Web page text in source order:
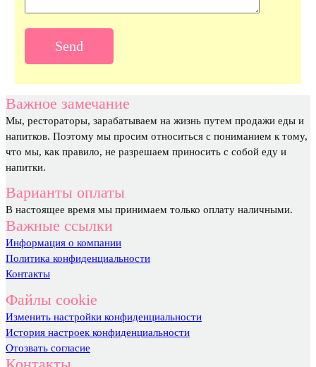
Важное замечание
Мы, рестораторы, зарабатываем на жизнь путем продажи еды и
напитков. Поэтому мы просим относиться с пониманием к тому,
что мы, как правило, не разрешаем приносить с собой еду и
напитки.
Варианты оплаты
В настоящее время мы принимаем только оплату наличными.
Важные ссылки
Информация о компании
Политика конфиденциальности
Контакты
Файлы cookie
Изменить настройки конфиденциальности
История настроек конфиденциальности
Отозвать согласие